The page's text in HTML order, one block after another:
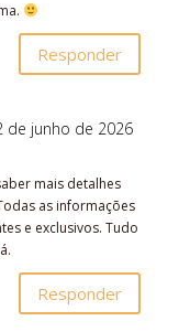
Responder
de junho de 2026
mais detalhes
as informações
e exclusivos. Tudo
Responder